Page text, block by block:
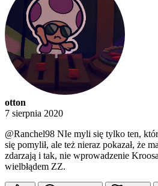
otton
7 sierpnia 2020
@Ranchel98 NIe myli się tylko ten,
się pomylił, ale też nieraz pokazał, że
zdarzają i tak, nie wprowadzenie
wielbłądem ZZ.